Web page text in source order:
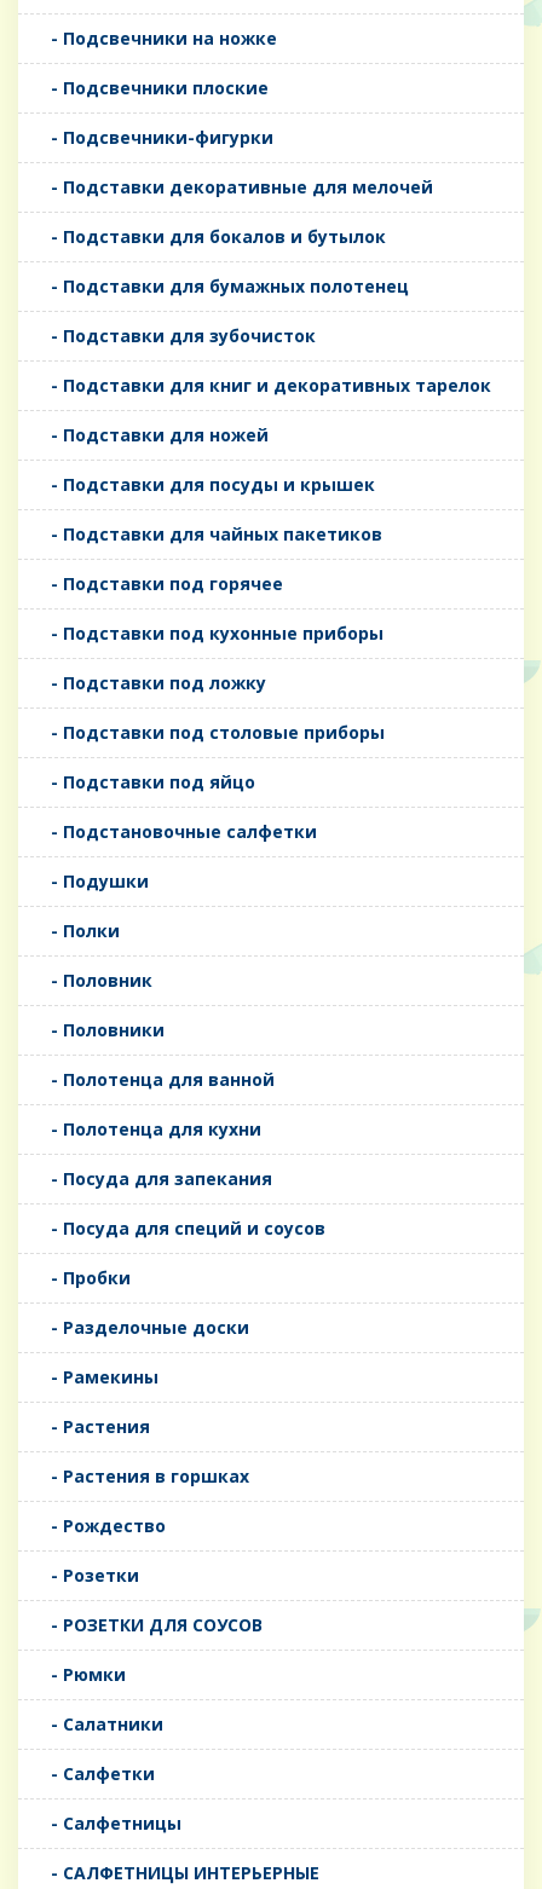
- Подсвечники на ножке
- Подсвечники плоские
- Подсвечники-фигурки
- Подставки декоративные для мелочей
- Подставки для бокалов и бутылок
- Подставки для бумажных полотенец
- Подставки для зубочисток
- Подставки для книг и декоративных тарелок
- Подставки для ножей
- Подставки для посуды и крышек
- Подставки для чайных пакетиков
- Подставки под горячее
- Подставки под кухонные приборы
- Подставки под ложку
- Подставки под столовые приборы
- Подставки под яйцо
- Подстановочные салфетки
- Подушки
- Полки
- Половник
- Половники
- Полотенца для ванной
- Полотенца для кухни
- Посуда для запекания
- Посуда для специй и соусов
- Пробки
- Разделочные доски
- Рамекины
- Растения
- Растения в горшках
- Рождество
- Розетки
- РОЗЕТКИ ДЛЯ СОУСОВ
- Рюмки
- Салатники
- Салфетки
- Салфетницы
- САЛФЕТНИЦЫ ИНТЕРЬЕРНЫЕ